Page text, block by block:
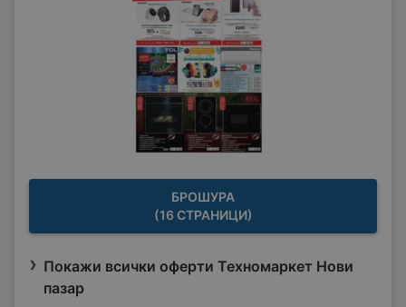
БРОШУРА
(16 СТРАНИЦИ)
Покажи всички оферти Техномаркет Нови
пазар